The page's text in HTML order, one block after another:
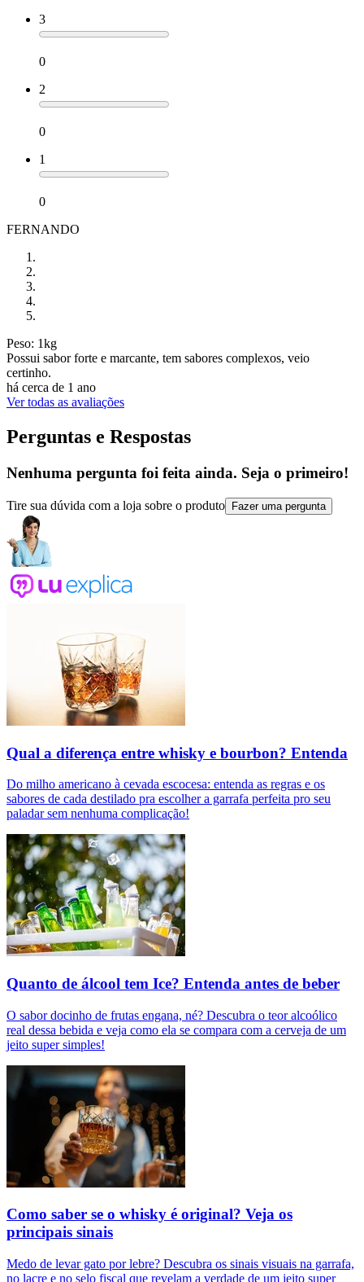
3
0
2
0
1
0
FERNANDO
Peso: 1kg
Possui sabor forte e marcante, tem sabores complexos, veio
certinho.
há cerca de 1 ano
Ver todas as avaliações
Perguntas e Respostas
Nenhuma pergunta foi feita ainda. Seja o primeiro!
Tire sua dúvida com a loja sobre o produto Fazer uma pergunta
Qual a diferença entre whisky e bourbon? Entenda
Do milho americano à cevada escocesa: entenda as regras e os
sabores de cada destilado pra escolher a garrafa perfeita pro seu
paladar sem nenhuma complicação!
Quanto de álcool tem Ice? Entenda antes de beber
O sabor docinho de frutas engana, né? Descubra o teor alcoólico
real dessa bebida e veja como ela se compara com a cerveja de um
jeito super simples!
Como saber se o whisky é original? Veja os
principais sinais
Medo de levar gato por lebre? Descubra os sinais visuais na garrafa,
no lacre e no selo fiscal que revelam a verdade de um jeito super